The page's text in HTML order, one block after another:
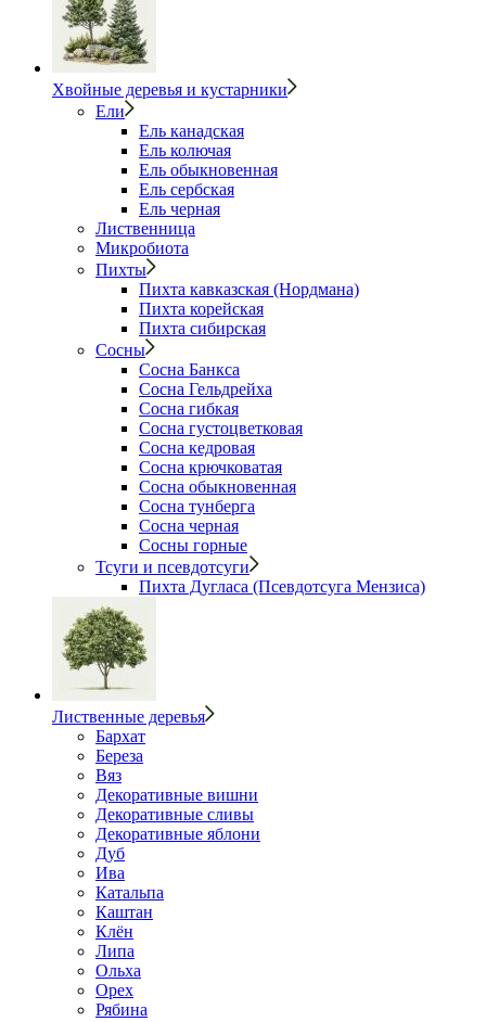
Хвойные деревья и кустарники
Ели
Ель канадская
Ель колючая
Ель обыкновенная
Ель сербская
Ель черная
Лиственница
Микробиота
Пихты
Пихта кавказская (Нордмана)
Пихта корейская
Пихта сибирская
Сосны
Сосна Банкса
Сосна Гельдрейха
Сосна гибкая
Сосна густоцветковая
Сосна кедровая
Сосна крючковатая
Сосна обыкновенная
Сосна тунберга
Сосна черная
Сосны горные
Тсуги и псевдотсуги
Пихта Дугласа (Псевдотсуга Мензиса)
Лиственные деревья
Бархат
Береза
Вяз
Декоративные вишни
Декоративные сливы
Декоративные яблони
Дуб
Ива
Катальпа
Каштан
Клён
Липа
Ольха
Орех
Рябина